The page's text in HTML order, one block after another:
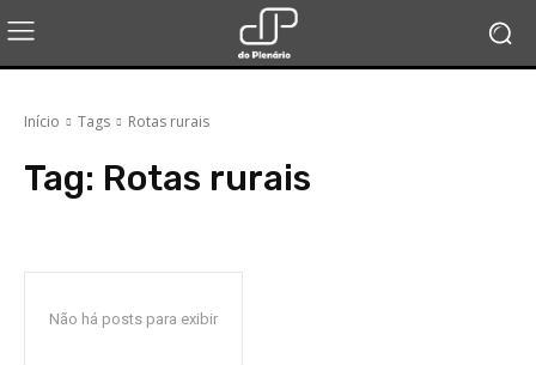
Início Tags Rotas rurais
Tag: Rotas rurais
Não há posts para exibir